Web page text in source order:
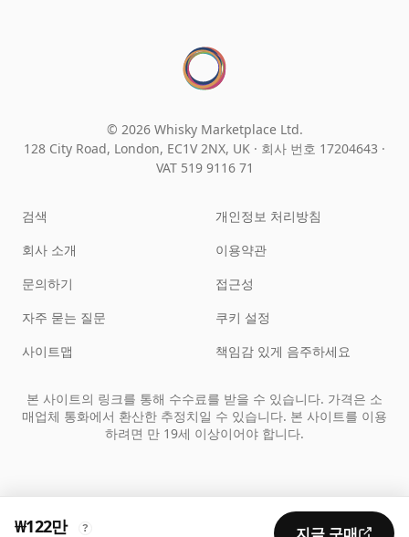
₩122만 ?
© 2026 Whisky Marketplace Ltd.
128 City Road, London, EC1V 2NX, UK · 회사 번호 17204643 ·
VAT 519 9116 71
검색
회사 소개
문의하기
자주 묻는 질문
사이트맵
개인정보 처리방침
이용약관
접근성
쿠키 설정
책임감 있게 음주하세요
본 사이트의 링크를 통해 수수료를 받을 수 있습니다. 가격은 소
매업체 통화에서 환산한 추정치일 수 있습니다. 본 사이트를 이용
하려면 만 19세 이상이어야 합니다.